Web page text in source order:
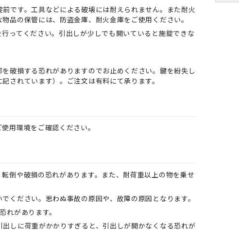
です。工具などによる破壊には耐えられません。また耐火
品の保管には、防盗金庫、耐火金庫をご使用ください。
ってください。引出しが少しでも開いていると施錠できな
破損する恐れがありますのでお止めください。鍵を紛失し
されています）。ご注文は有料にて承ります。
用環境をご確認ください。
倒や破損の恐れがあります。また、耐荷重以上の物を乗せ
ください。思わぬ事故の原因や、故障の原因となります。
があります。
しに荷重がかかりすぎると、引出しが開かなくなる恐れが